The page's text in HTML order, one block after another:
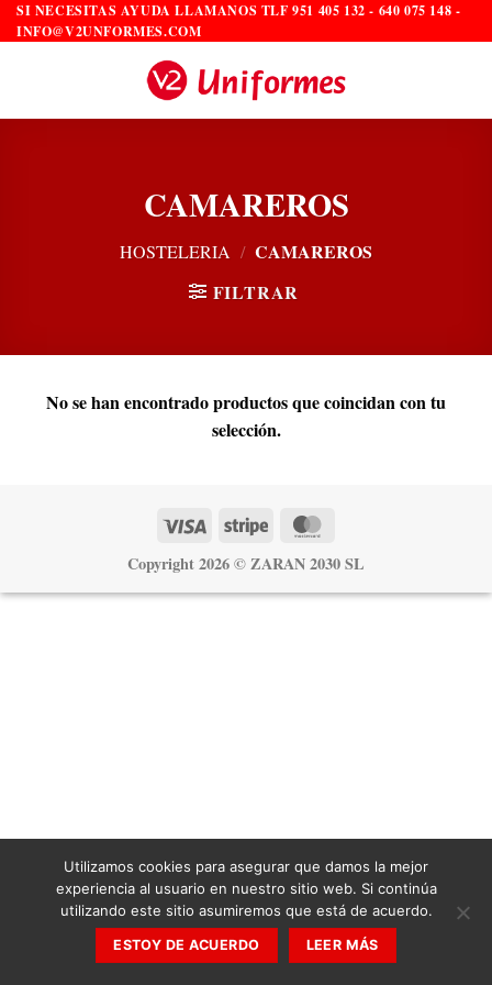
Saltar
al
SI NECESITAS AYUDA LLAMANOS TLF 951 405 132 - 640 075 148 -
INFO@V2UNFORMES.COM
CAMAREROS
HOSTELERIA / CAMAREROS
FILTRAR
No se han encontrado productos que coincidan con tu
selección.
Visa Stripe
Copyright 2026 ©ZARAN 2030 SL
Utilizamos cookies para asegurar que damos la mejor
experiencia al usuario en nuestro sitio web. Si continúa
utilizando este sitio asumiremos que está de acuerdo.
ESTOY DE ACUERDO LEER MÁS